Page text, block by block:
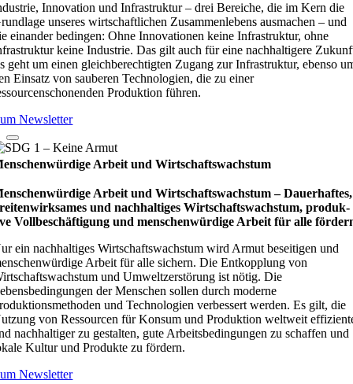
Innovation und Infrastruktur – drei Bereiche, die im Kern die
unseres wirtschaftlichen Zusammenlebens ausmachen – und
einander bedingen: Ohne Innovationen keine Infrastruktur, ohne
keine Industrie. Das gilt auch für eine nachhaltigere
geht um einen gleichberechtigten Zugang zur Infrastruktur, ebenso
Einsatz von sauberen Technologien, die zu einer
Produktion führen.
Newsletter
Arbeit und Wirtschaftswachstum
Arbeit und Wirtschaftswachstum – Dau­e­r­haf­tes,
und nach­hal­ti­ges Wirt­schafts­wachs­tum, pro­duk­
Vollbe­schäf­ti­gung und men­schen­wür­dige Arbeit für alle
ein nachhaltiges Wirtschaftswachstum wird Armut beseitigen und
Arbeit für alle sichern. Die Entkopplung von
und Umweltzerstörung ist nötig. Die
der Menschen sollen durch moderne
und Technologien verbessert werden. Es gilt, die
von Ressourcen für Konsum und Produktion weltweit
nachhaltiger zu gestalten, gute Arbeitsbedingungen zu schaffen und
Kultur und Produkte zu fördern.
Newsletter